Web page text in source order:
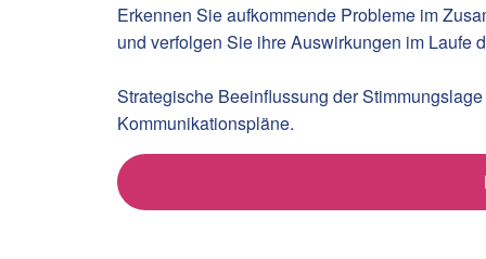
Erkennen Sie aufkommende Probleme im
und verfolgen Sie ihre Auswirkungen im Laufe
Strategische Beeinflussung der
Kommunikationspläne.